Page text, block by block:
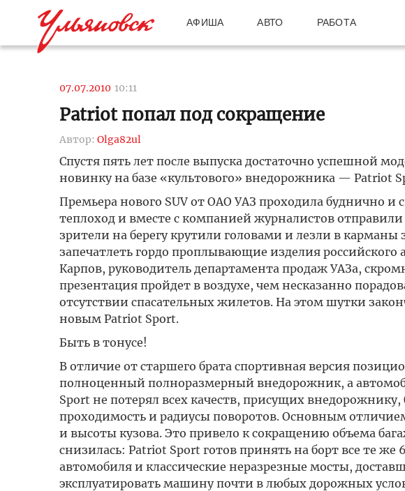
АФИША АВТО РАБОТА
07.07.2010 10:11
Patriot попал под сокращение
Автор: Olga82ul
Спустя пять лет после выпуска достаточно успешной
новинку на базе «культового» внедорожника — Patriot
Премьера нового SUV от ОАО УАЗ проходила буднично
теплоход и вместе с компанией журналистов
зрители на берегу крутили головами и лезли в
запечатлеть гордо проплывающие изделия
Карпов, руководитель департамента продаж УАЗа,
презентация пройдет в воздухе, чем несказанно
отсутствии спасательных жилетов. На этом шутки
новым Patriot Sport.
Быть в тонусе!
В отличие от старшего брата спортивная версия
полноценный полноразмерный внедорожник, а
Sport не потерял всех качеств, присущих внедорожнику,
проходимость и радиусы поворотов. Основным
и высоты кузова. Это привело к сокращению объема
снизилась: Patriot Sport готов принять на борт все те же
автомобиля и классические неразрезные мосты,
эксплуатировать машину почти в любых дорожных